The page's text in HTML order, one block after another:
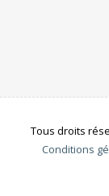
Tous droits
Conditions